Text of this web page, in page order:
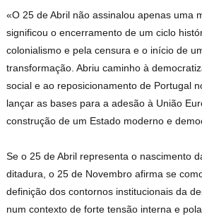
«O 25 de Abril não assinalou apenas uma
significou o encerramento de um ciclo
colonialismo e pela censura e o início de
transformação. Abriu caminho à
social e ao reposicionamento de Portugal
lançar as bases para a adesão à União
construção de um Estado moderno e
Se o 25 de Abril representa o nascimento
ditadura, o 25 de Novembro afirma se
definição dos contornos institucionais da
num contexto de forte tensão interna e